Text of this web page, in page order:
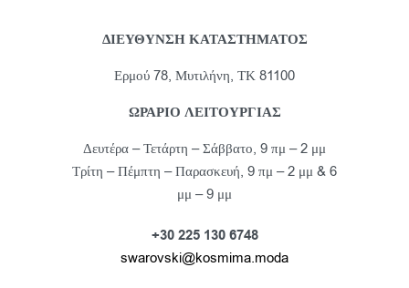
ΔΙΕΥΘΥΝΣΗ ΚΑΤΑΣΤΗΜΑΤΟΣ
Ερμού 78, Μυτιλήνη, ΤΚ 81100
ΩΡΑΡΙΟ ΛΕΙΤΟΥΡΓΙΑΣ
Δευτέρα – Τετάρτη – Σάββατο, 9 πμ – 2 μμ
Τρίτη – Πέμπτη – Παρασκευή, 9 πμ – 2 μμ & 6
μμ – 9 μμ
+30 225 130 6748
swarovski@kosmima.moda